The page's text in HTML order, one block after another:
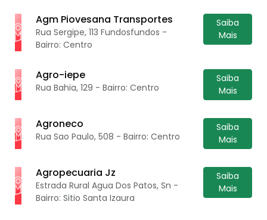
Agm Piovesana Transportes
Rua Sergipe, 113 Fundosfundos -
Bairro: Centro
Saiba
Mais
Agro-iepe
Rua Bahia, 129 - Bairro: Centro
Saiba
Mais
Agroneco
Rua Sao Paulo, 508 - Bairro: Centro
Saiba
Mais
Agropecuaria Jz
Estrada Rural Agua Dos Patos, Sn -
Bairro: Sitio Santa Izaura
Saiba
Mais